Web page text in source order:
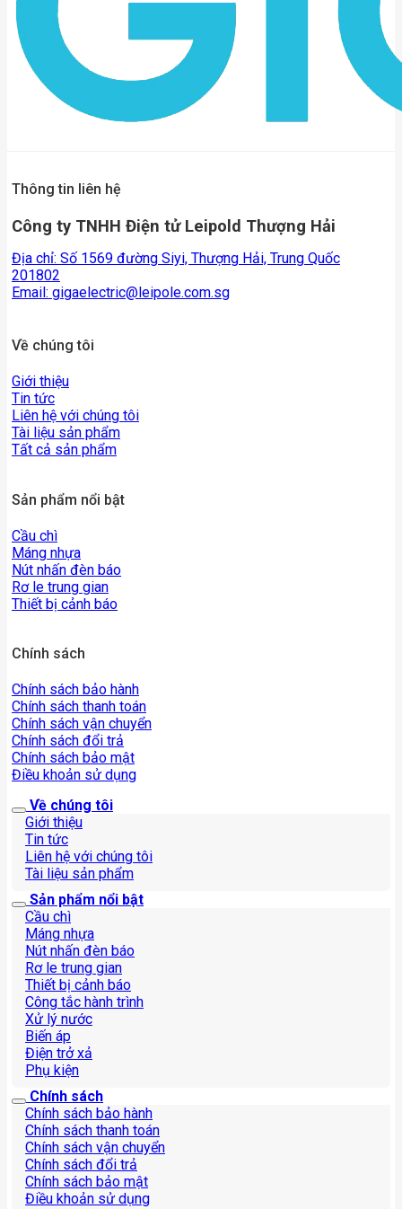
Thông tin liên hệ
Công ty TNHH Điện tử Leipold Thượng Hải
Địa chỉ: Số 1569 đường Siyi, Thượng Hải, Trung Quốc
201802
Email: gigaelectric@leipole.com.sg
Về chúng tôi
Giới thiệu
Tin tức
Liên hệ với chúng tôi
Tài liệu sản phẩm
Tất cả sản phẩm
Sản phẩm nổi bật
Cầu chì
Máng nhựa
Nút nhấn đèn báo
Rơ le trung gian
Thiết bị cảnh báo
Chính sách
Chính sách bảo hành
Chính sách thanh toán
Chính sách vận chuyển
Chính sách đổi trả
Chính sách bảo mật
Điều khoản sử dụng
Về chúng tôi
Giới thiệu
Tin tức
Liên hệ với chúng tôi
Tài liệu sản phẩm
Sản phẩm nổi bật
Cầu chì
Máng nhựa
Nút nhấn đèn báo
Rơ le trung gian
Thiết bị cảnh báo
Công tắc hành trình
Xử lý nước
Biến áp
Điện trở xả
Phụ kiện
Chính sách
Chính sách bảo hành
Chính sách thanh toán
Chính sách vận chuyển
Chính sách đổi trả
Chính sách bảo mật
Điều khoản sử dụng